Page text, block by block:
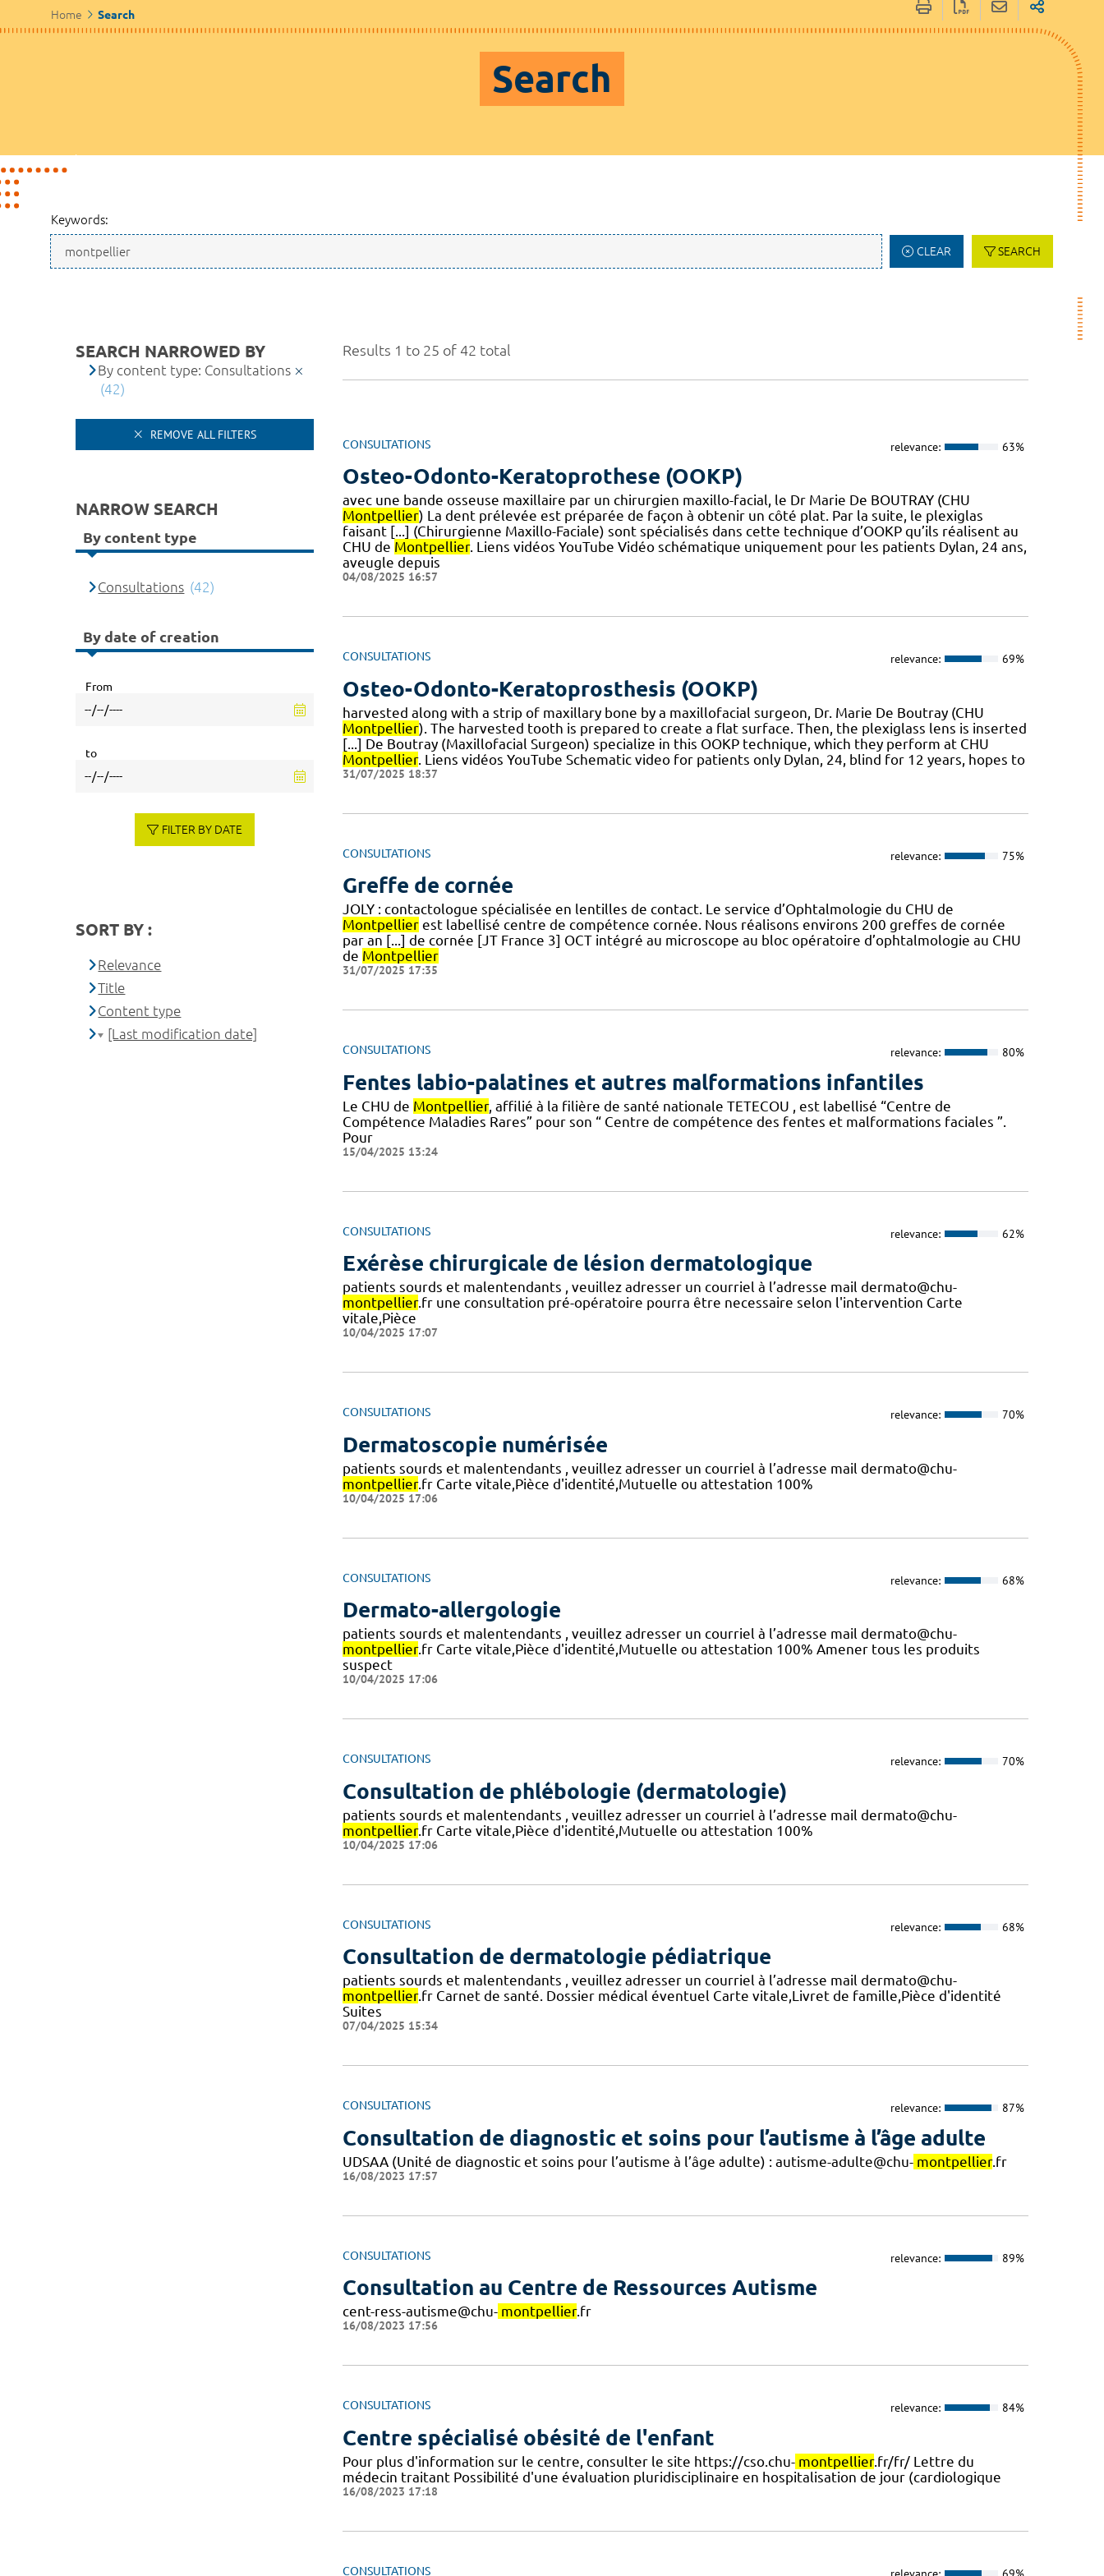
Home Search
Search
Keywords:
CLEAR SEARCH
Results 1 to 25 of 42 total
CONSULTATIONS relevance: 63%
Osteo-Odonto-Keratoprothese (OOKP)
avec une bande osseuse maxillaire par un chirurgien maxillo-facial, le Dr Marie De BOUTRAY (CHU
Montpellier) La dent prélevée est préparée de façon à obtenir un côté plat. Par la suite, le plexiglas
faisant [...] (Chirurgienne Maxillo-Faciale) sont spécialisés dans cette technique d’OOKP qu’ils réalisent au
CHU de Montpellier. Liens vidéos YouTube Vidéo schématique uniquement pour les patients Dylan, 24 ans,
aveugle depuis
04/08/2025 16:57
CONSULTATIONS relevance: 69%
Osteo-Odonto-Keratoprosthesis (OOKP)
harvested along with a strip of maxillary bone by a maxillofacial surgeon, Dr. Marie De Boutray (CHU
Montpellier). The harvested tooth is prepared to create a flat surface. Then, the plexiglass lens is inserted
[...] De Boutray (Maxillofacial Surgeon) specialize in this OOKP technique, which they perform at CHU
Montpellier. Liens vidéos YouTube Schematic video for patients only Dylan, 24, blind for 12 years, hopes to
31/07/2025 18:37
CONSULTATIONS relevance: 75%
Greffe de cornée
JOLY : contactologue spécialisée en lentilles de contact. Le service d’Ophtalmologie du CHU de
Montpellierest labellisé centre de compétence cornée. Nous réalisons environs 200 greffes de cornée
par an [...] de cornée [JT France 3] OCT intégré au microscope au bloc opératoire d’ophtalmologie au CHU
de Montpellier
31/07/2025 17:35
CONSULTATIONS relevance: 80%
Fentes labio-palatines et autres malformations infantiles
Le CHU de Montpellier, affilié à la filière de santé nationale TETECOU , est labellisé “Centre de
Compétence Maladies Rares” pour son “ Centre de compétence des fentes et malformations faciales ”.
Pour
15/04/2025 13:24
CONSULTATIONS relevance: 62%
Exérèse chirurgicale de lésion dermatologique
patients sourds et malentendants , veuillez adresser un courriel à l’adresse mail dermato@chu-
montpellier.fr une consultation pré-opératoire pourra être necessaire selon l'intervention Carte
vitale,Pièce
10/04/2025 17:07
CONSULTATIONS relevance: 70%
Dermatoscopie numérisée
patients sourds et malentendants , veuillez adresser un courriel à l’adresse mail dermato@chu-
montpellier.fr Carte vitale,Pièce d'identité,Mutuelle ou attestation 100%
10/04/2025 17:06
CONSULTATIONS relevance: 68%
Dermato-allergologie
patients sourds et malentendants , veuillez adresser un courriel à l’adresse mail dermato@chu-
montpellier.fr Carte vitale,Pièce d'identité,Mutuelle ou attestation 100% Amener tous les produits
suspect
10/04/2025 17:06
CONSULTATIONS relevance: 70%
Consultation de phlébologie (dermatologie)
patients sourds et malentendants , veuillez adresser un courriel à l’adresse mail dermato@chu-
montpellier.fr Carte vitale,Pièce d'identité,Mutuelle ou attestation 100%
10/04/2025 17:06
CONSULTATIONS relevance: 68%
Consultation de dermatologie pédiatrique
patients sourds et malentendants , veuillez adresser un courriel à l’adresse mail dermato@chu-
montpellier.fr Carnet de santé. Dossier médical éventuel Carte vitale,Livret de famille,Pièce d'identité
Suites
07/04/2025 15:34
CONSULTATIONS relevance: 87%
Consultation de diagnostic et soins pour l’autisme à l’âge adulte
UDSAA (Unité de diagnostic et soins pour l’autisme à l’âge adulte) : autisme-adulte@chu- montpellier.fr
16/08/2023 17:57
CONSULTATIONS relevance: 89%
Consultation au Centre de Ressources Autisme
cent-ress-autisme@chu- montpellier.fr
16/08/2023 17:56
CONSULTATIONS relevance: 84%
Centre spécialisé obésité de l'enfant
Pour plus d'information sur le centre, consulter le site https://cso.chu- montpellier.fr/fr/ Lettre du
médecin traitant Possibilité d'une évaluation pluridisciplinaire en hospitalisation de jour (cardiologique
16/08/2023 17:18
CONSULTATIONS
SEARCH NARROWED BY
By content type: Consultations
(42)
REMOVE ALL FILTERS
NARROW SEARCH
By content type
Consultations (42)
By date of creation
From
to
FILTER BY DATE
SORT BY :
Relevance
Title
Content type
[Last modification date]